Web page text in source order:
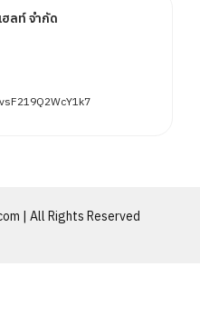
ฮลท์ จำกัด
| All Rights Reserved